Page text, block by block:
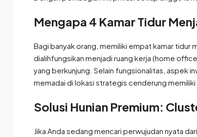
Mengapa 4 Kamar Tidur
Bagi banyak orang, memiliki empat kamar tidur
dialihfungsikan menjadi ruang kerja (home
yang berkunjung. Selain fungsionalitas, aspek
memadai di lokasi strategis cenderung memiliki
Solusi Hunian Premium:
Jika Anda sedang mencari perwujudan nyata